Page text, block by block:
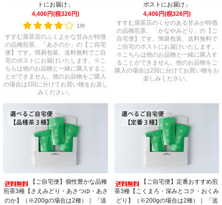
トにお届け」
4,406円(税326円)
1件
すすむ屋茶店のふくよかな甘みが特徴
の品種煎茶、「あさのか」の【ご自宅
便】です。簡易包装、送料無料でご自
宅のポストにお届けいたします。※こ
ちらは他のお品物と一緒に購入するこ
とができません。他のお品物をご購入
の場合は2回に分けてお買い物をお楽し
みください。
ポストにお届け」
4,406円(税326円)
すすむ屋茶店のくせのある甘みが特徴
の品種煎茶、「かなやみどり」の【ご
自宅便】です。簡易包装、送料無料で
ご自宅のポストにお届けいたします。
※こちらは他のお品物と一緒に購入す
ることができません。他のお品物をご
購入の場合は2回に分けてお買い物をお
楽しみください。
【ご自宅便】個性豊かな品種
煎茶3種【さえみどり・あさつゆ・あさ
のか】（※200gの場合は2種）｜ 「送
【ご自宅便】定番おすすめ煎
茶3種【こくまろ・深みとコク・おくみ
どり】（※200gの場合は2種）｜ 「送